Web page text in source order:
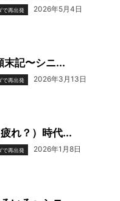
で再出発 2026年5月4日
末記〜シニ...
で再出発 2026年3月13日
れ？）時代...
で再出発 2026年1月8日